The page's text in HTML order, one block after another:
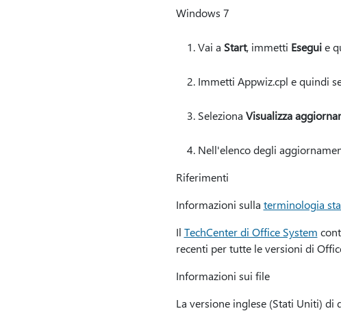
Windows 7
Vai a Start, immetti Eseguie
Immetti Appwiz.cpl e quindi
Seleziona Visualizza
Nell'elenco degli
Riferimenti
Informazioni sulla terminologia
Il TechCenter di Office System
recenti per tutte le versioni di
Informazioni sui file
La versione inglese (Stati Uniti)